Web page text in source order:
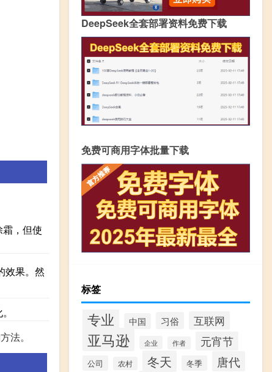
，但使
效果。然
法。
DeepSeek全套部署资料免费下载
免费可商用字体批量下载
标签
专业 中国 习俗 互联网
亚马逊 企业 作者 元宵节
公司 农村 冬天 冬季 唐代